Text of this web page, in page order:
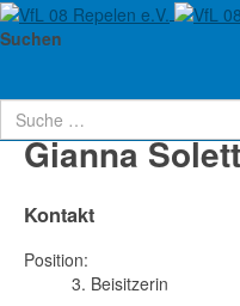
Suchen
Aktuelle Seite:
Gianna
Kontakt
Position:
3. Beisitzerin